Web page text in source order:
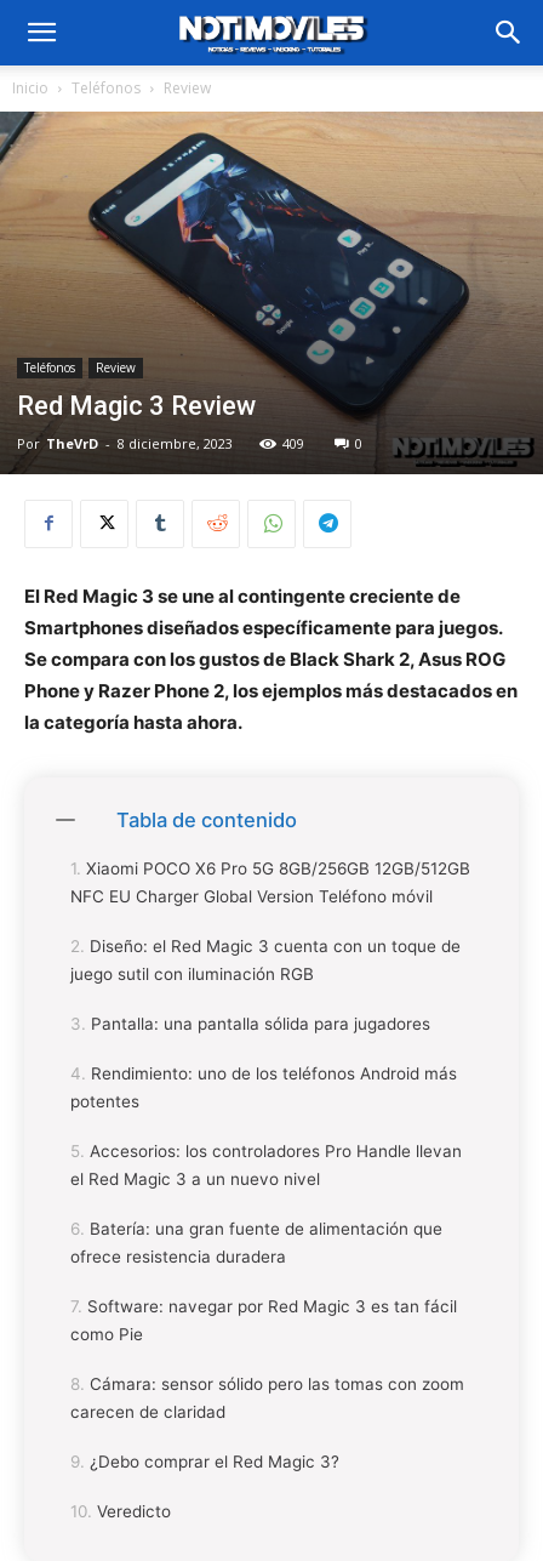
Inicio Teléfonos Review
Teléfonos Review
Red Magic 3 Review
Por TheVrD - 8 diciembre, 2023 409 0
El Red Magic 3 se une al contingente creciente de
Smartphones diseñados específicamente para juegos.
Se compara con los gustos de Black Shark 2, Asus ROG
Phone y Razer Phone 2, los ejemplos más destacados en
la categoría hasta ahora.
Tabla de contenido
Xiaomi POCO X6 Pro 5G 8GB/256GB 12GB/512GB
NFC EU Charger Global Version Teléfono móvil
Diseño: el Red Magic 3 cuenta con un toque de
juego sutil con iluminación RGB
Pantalla: una pantalla sólida para jugadores
Rendimiento: uno de los teléfonos Android más
potentes
Accesorios: los controladores Pro Handle llevan
el Red Magic 3 a un nuevo nivel
Batería: una gran fuente de alimentación que
ofrece resistencia duradera
Software: navegar por Red Magic 3 es tan fácil
como Pie
Cámara: sensor sólido pero las tomas con zoom
carecen de claridad
¿Debo comprar el Red Magic 3?
Veredicto